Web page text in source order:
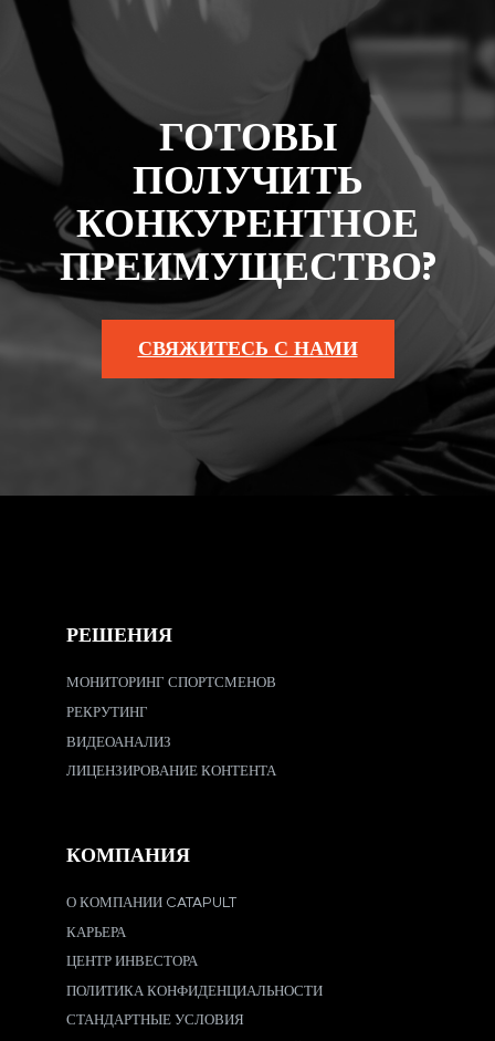
ГОТОВЫ
ПОЛУЧИТЬ
КОНКУРЕНТНОЕ
ПРЕИМУЩЕСТВО?
СВЯЖИТЕСЬ С НАМИ
РЕШЕНИЯ
МОНИТОРИНГ СПОРТСМЕНОВ
РЕКРУТИНГ
ВИДЕОАНАЛИЗ
ЛИЦЕНЗИРОВАНИЕ КОНТЕНТА
КОМПАНИЯ
О КОМПАНИИ CATAPULT
КАРЬЕРА
ЦЕНТР ИНВЕСТОРА
ПОЛИТИКА КОНФИДЕНЦИАЛЬНОСТИ
СТАНДАРТНЫЕ УСЛОВИЯ